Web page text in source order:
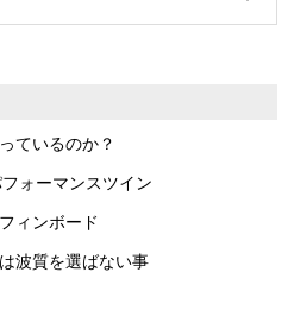
ているのか？
ォーマンスツイン
ィンボード
波質を選ばない事